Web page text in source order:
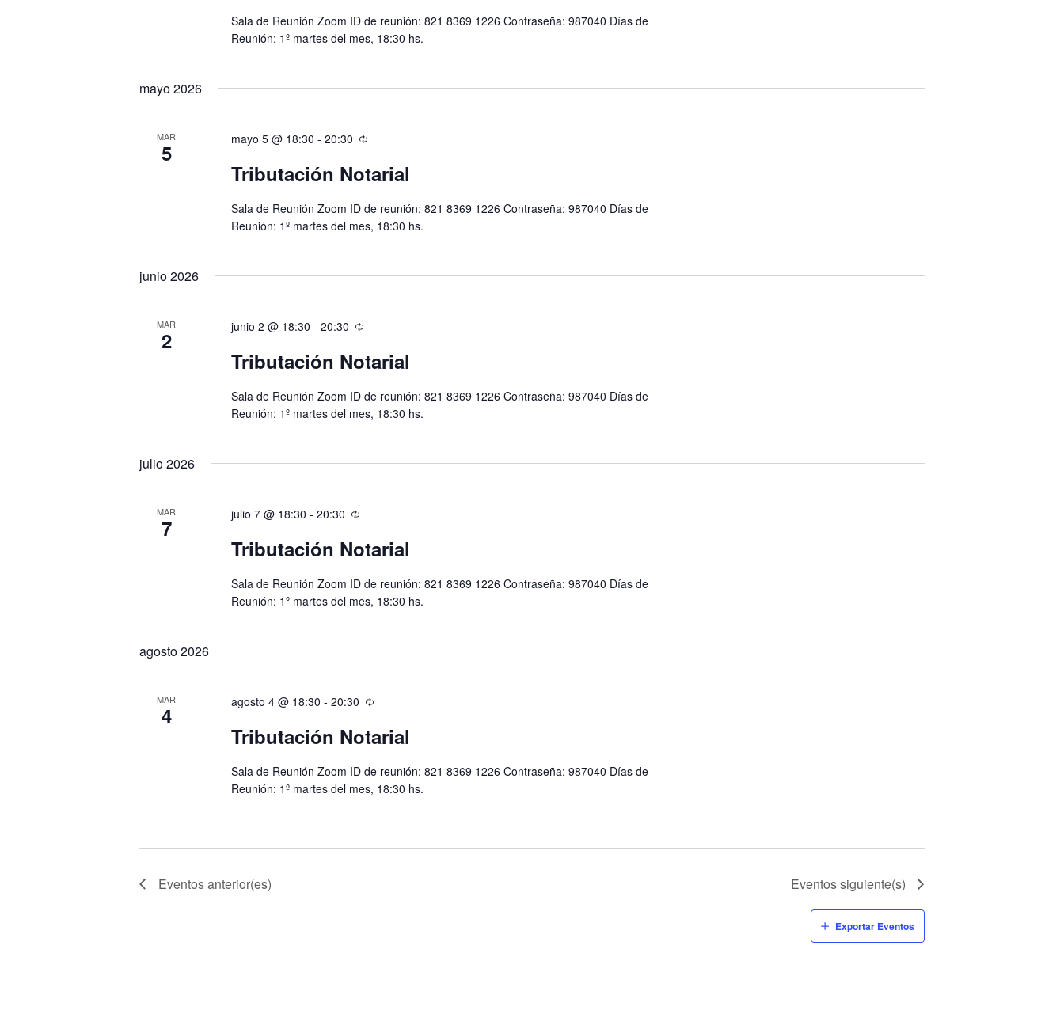
Sala de Reunión Zoom ID de reunión: 821 8369 1226 Contraseña: 987040 Días de
Reunión: 1º martes del mes, 18:30 hs.
mayo 2026
MAR
5
mayo 5 @ 18:30 - 20:30
Tributación Notarial
Sala de Reunión Zoom ID de reunión: 821 8369 1226 Contraseña: 987040 Días de
Reunión: 1º martes del mes, 18:30 hs.
junio 2026
MAR
2
junio 2 @ 18:30 - 20:30
Tributación Notarial
Sala de Reunión Zoom ID de reunión: 821 8369 1226 Contraseña: 987040 Días de
Reunión: 1º martes del mes, 18:30 hs.
julio 2026
MAR
7
julio 7 @ 18:30 - 20:30
Tributación Notarial
Sala de Reunión Zoom ID de reunión: 821 8369 1226 Contraseña: 987040 Días de
Reunión: 1º martes del mes, 18:30 hs.
agosto 2026
MAR
4
agosto 4 @ 18:30 - 20:30
Tributación Notarial
Sala de Reunión Zoom ID de reunión: 821 8369 1226 Contraseña: 987040 Días de
Reunión: 1º martes del mes, 18:30 hs.
Eventosanterior(es) Eventossiguiente(s)
Exportar Eventos